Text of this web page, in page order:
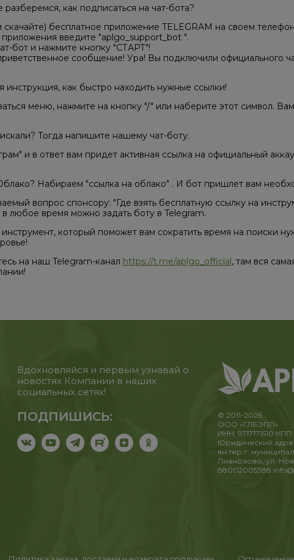
разберемся, как подписаться на чат-бота?
скачайте) бесплатное приложение TELEGRAM на своем
введите "aplgo_support_bot ".
бот и нажмите кнопку "СТАРТ"!
сообщение! Ура! Вы подключили официального
инструкция, как быстро находить нужные ссылки!
меню, нажмите на кнопку "/" или наберите этот символ.
Тогда напишите нашему чат-боту.
и в ответ вам придет активная ссылка на официальный
Набираем "ссылка на облако" . И бот пришлет вам
вопрос спонсору: "Где взять бесплатную ссылку на
в любое время можно задать боту в Telegram.
который поможет вам сократить время на поиски
на наш Telegram-канал https://t.me/aplgo_official, там вся
Вдохновляйся и первым узнавай о
новостях Компании в наших
социальных сетях!
ПОДПИШИСЬ:
© 2011-2026
ООО «ГЛБЭПЛ»
ИНН: 9717171510
Юридический
вн.тер.г.
Лианозово, ул.
88002005388